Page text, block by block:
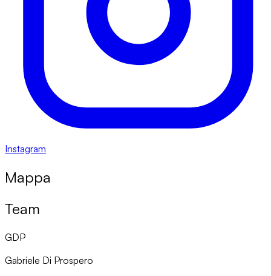
Instagram
Mappa
Team
GDP
Gabriele Di Prospero